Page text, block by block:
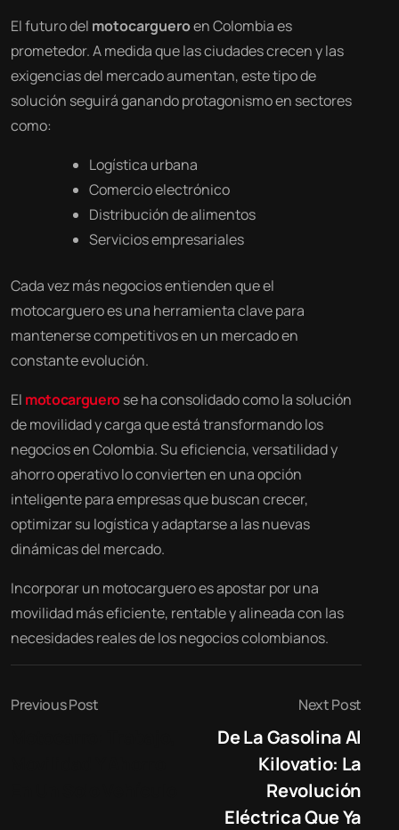
El futuro del motocargueroen Colombia es
prometedor. A medida que las ciudades crecen y las
exigencias del mercado aumentan, este tipo de
solución seguirá ganando protagonismo en sectores
como:
Logística urbana
Comercio electrónico
Distribución de alimentos
Servicios empresariales
Cada vez más negocios entienden que el
motocarguero es una herramienta clave para
mantenerse competitivos en un mercado en
constante evolución.
El motocarguerose ha consolidado como la solución
de movilidad y carga que está transformando los
negocios en Colombia. Su eficiencia, versatilidad y
ahorro operativo lo convierten en una opción
inteligente para empresas que buscan crecer,
optimizar su logística y adaptarse a las nuevas
dinámicas del mercado.
Incorporar un motocarguero es apostar por una
movilidad más eficiente, rentable y alineada con las
necesidades reales de los negocios colombianos.
Previous Post Next Post
De La Gasolina Al
Kilovatio: La
Revolución
Eléctrica Que Ya